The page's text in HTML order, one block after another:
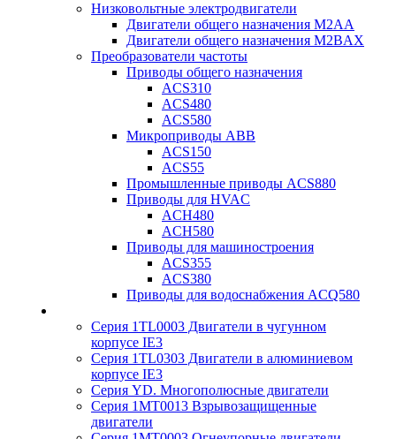
Низковольтные электродвигатели
Двигатели общего назначения M2AA
Двигатели общего назначения M2BAX
Преобразователи частоты
Приводы общего назначения
ACS310
ACS480
ACS580
Микроприводы ABB
ACS150
ACS55
Промышленные приводы ACS880
Приводы для HVAC
ACH480
ACH580
Приводы для машиностроения
ACS355
ACS380
Приводы для водоснабжения ACQ580
Серия 1TL0003 Двигатели в чугунном
корпусе IE3
Серия 1TL0303 Двигатели в алюминиевом
корпусе IE3
Серия YD. Многополюсные двигатели
Серия 1MT0013 Взрывозащищенные
двигатели